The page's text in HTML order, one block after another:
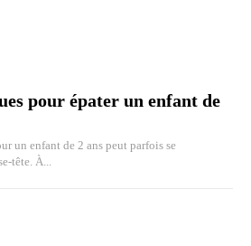
pour épater un enfant de
un enfant de 2 ans peut parfois se
tête. À...